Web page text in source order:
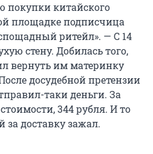
покупки китайского
площадке подписчица
ритейл». — С 14
стену. Добилась того,
вернуть им материнку
досудебной претензии
таки деньги. За
344 рубля. И то
за доставку зажал.